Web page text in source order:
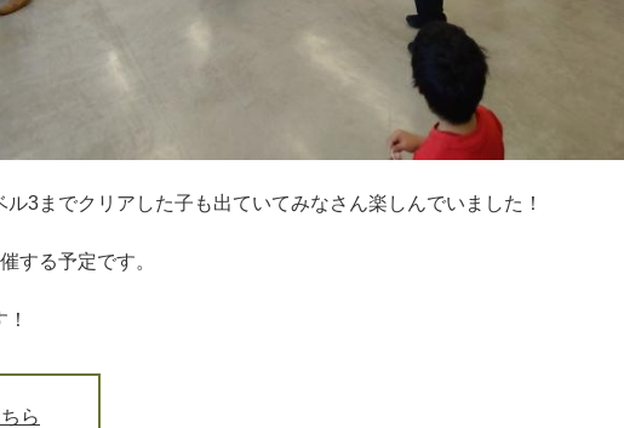
3までクリアした子も出ていてみなさん楽しんでいました！
する予定です。
ら